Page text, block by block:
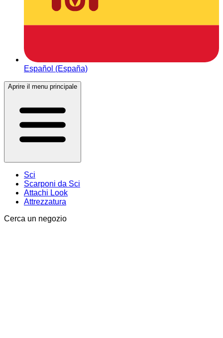
Español (España)
Aprire il menu principale
Sci
Scarponi da Sci
Attachi Look
Attrezzatura
Cerca un negozio